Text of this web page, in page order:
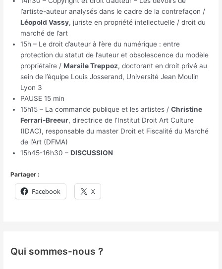
l’artiste-auteur analysés dans le cadre de la contrefaçon /
Léopold Vassy, juriste en propriété intellectuelle / droit du
marché de l’art
15h – Le droit d’auteur à l’ère du numérique : entre
protection du statut de l’auteur et obsolescence du modèle
propriétaire /Marsile Treppoz, doctorant en droit privé au
sein de l’équipe Louis Josserand, Université Jean Moulin
Lyon 3
PAUSE 15 min
15h15 – La commande publique et les artistes /Christine
Ferrari-Breeur, directrice de l’Institut Droit Art Culture
(IDAC), responsable du master Droit et Fiscalité du Marché
de l’Art (DFMA)
15h45-16h30 –DISCUSSION
Partager :
Facebook X
Qui sommes-nous ?